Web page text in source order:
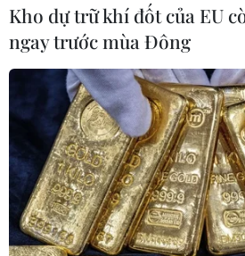
#phòng chống thiên tai #nhà
Kho dự trữ khí đốt của EU
ngay trước mùa Đông